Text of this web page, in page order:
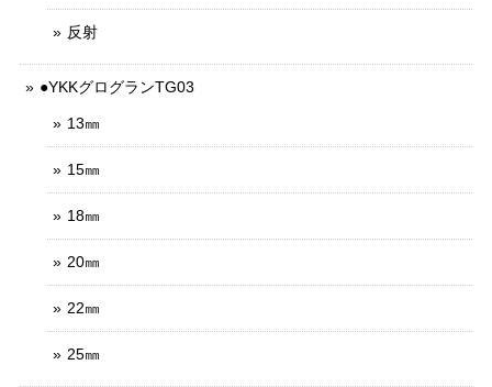
反射
●YKKグログランTG03
13㎜
15㎜
18㎜
20㎜
22㎜
25㎜